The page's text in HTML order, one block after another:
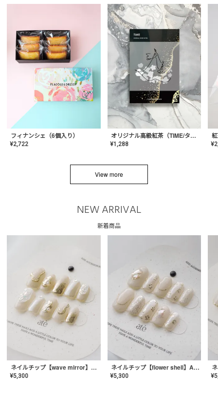
フィナンシェ（6個入り）
¥2,722
オリジナル高級紅茶（TIME/タイム）【ギフト/プチギフト/プレゼント/内祝い/結婚式/オリジナル配合/高品質/ハーブティー/茶葉/記念日/お返し/手土産/美容/おしゃれ】
¥1,288 ¥
View more
NEW ARRIVAL
新着商品
ネイルチップ【wave mirror】AE-CONA-04
¥5,300
ネイルチップ【flower shell】AE-CONA-03
¥5,300 ¥